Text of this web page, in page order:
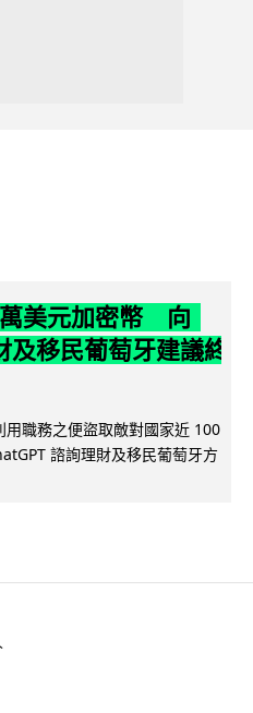
美元加密幣 向
移民葡萄牙建議終
職務之便盜取敵對國家近 100
諮詢理財及移民葡萄牙方